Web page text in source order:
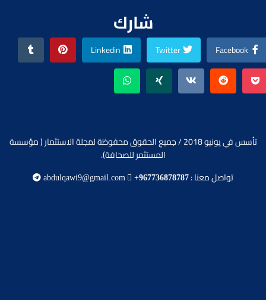
شارك
Facebook
Twitter
Linkedin
تأسس في يونيو 2018 / جميع الحقوق محفوظة لمجلة الاستثمار ( مؤسسة
المستثمر للصحافة).
تواصل معنا : +967736878787
abdulqawi9@gmail.com